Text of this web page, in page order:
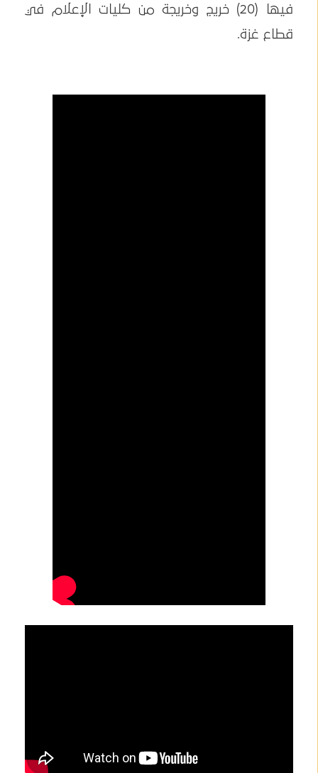
فيها (20) خريج وخريجة من كليات الإعلام في
قطاع غزة.